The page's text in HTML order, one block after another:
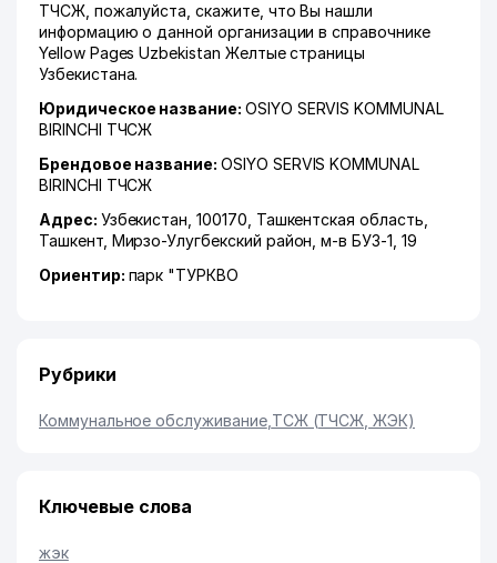
ТЧСЖ, пожалуйста, скажите, что Вы нашли
информацию о данной организации в справочнике
Yellow Pages Uzbekistan Желтые страницы
Узбекистана.
Юридическое название: OSIYO SERVIS KOMMUNAL
BIRINCHI ТЧСЖ
Брендовое название: OSIYO SERVIS KOMMUNAL
BIRINCHI ТЧСЖ
Адрес: Узбекистан, 100170, Ташкентская область
Ташкент, Мирзо-Улугбекский район ,м-в БУЗ-1 , 19
Ориентир: парк "ТУРКВО
Рубрики
Коммунальное обслуживание, ТСЖ (ТЧСЖ, ЖЭК)
Ключевые слова
жэк